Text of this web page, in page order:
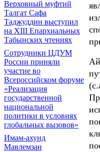
Верховный муфтий
Талгат Сафа
Таджуддин выступил
на ХIII Епархиальных
Табынских чтениях
Сотрудники ЦДУМ
России приняли
участие во
Всероссийском форуме
«Реализация
государственной
национальной
политики в условиях
глобальных вызовов»
Имам-ахунд
Мавлемзан